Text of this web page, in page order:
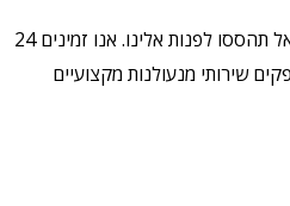
אם אתם מחפשים מנעולן מומלץ, אל תהססו לפנות אלינו. אנו זמינים 24
ומספקים שירותי מנעולנות מקצועיים